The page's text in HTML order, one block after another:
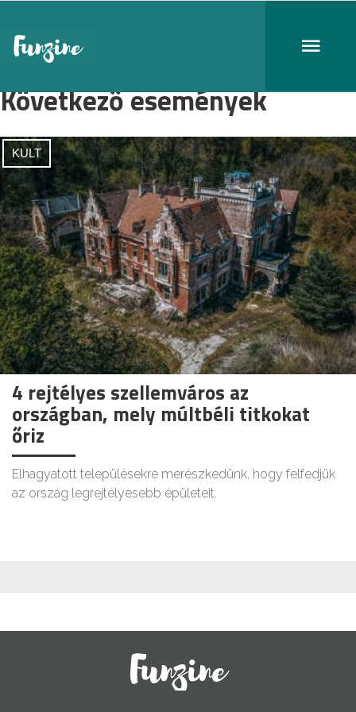
Következő események
KULT
4 rejtélyes szellemváros az
országban, mely múltbéli titkokat
őriz
Elhagyatott településekre merészkedünk, hogy felfedjük
az ország legrejtélyesebb épületeit.